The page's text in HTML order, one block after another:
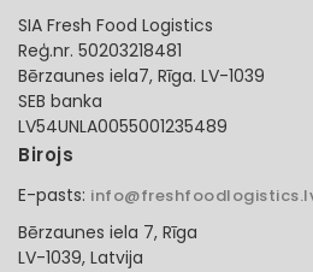
SIA Fresh Food Logistics
Reģ.nr. 50203218481
Bērzaunes iela7, Rīga. LV-1039
SEB banka
LV54UNLA0055001235489
Birojs
E-pasts:
Bērzaunes iela 7, Rīga
LV-1039, Latvija